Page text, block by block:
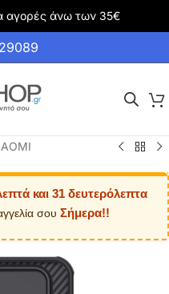
αγορές άνω των 35€
και 30 δευτερόλεπτα
σου Σήμερα!!